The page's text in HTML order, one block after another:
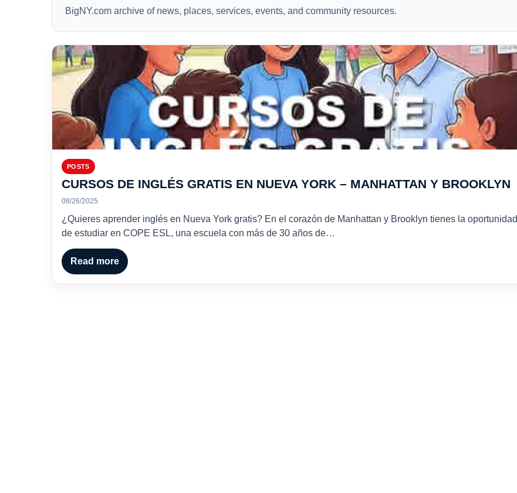
BigNY.com archive of news, places, services, events, and community resources.
POSTS
CURSOS DE INGLÉS GRATIS EN NUEVA YORK – MANHATTAN Y BROOKLYN
08/26/2025
¿Quieres aprender inglés en Nueva York gratis? En el corazón de Manhattan y Brooklyn tienes la oportunidad
de estudiar en COPE ESL, una escuela con más de 30 años de…
Read more